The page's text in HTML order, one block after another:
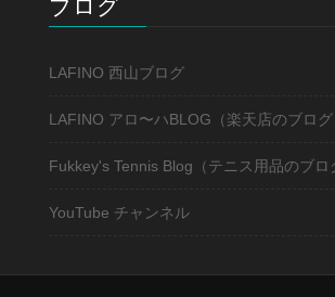
ブログ
LAFINO 西山ブログ
LAFINO アロ〜ハBLOG（楽天店のブログ
Fukkey's Tennis Blog（テニス用品のブロ
YouTube チャンネル